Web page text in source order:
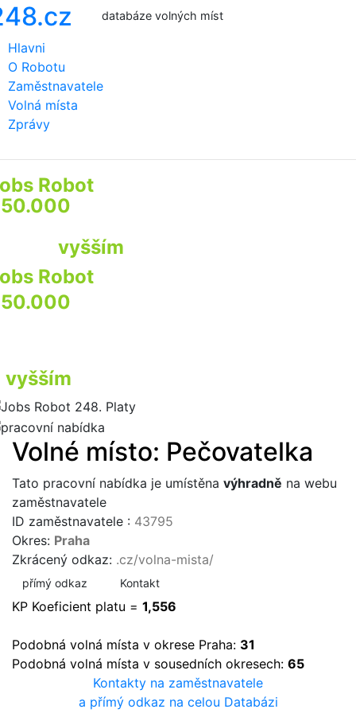
Hlavni
O Robotu
Zaměstnavatele
Volná místa
Zprávy
databáze volných míst
Robot
vyšším
Robot
vyšším
Volné místo: Pečovatelka
Tato pracovní nabídka je umístěna výhradně na webu
zaměstnavatele
ID zaměstnavatele : 43795
Okres: Praha
Zkrácený odkaz: .cz/volna-mista/
přímý odkaz Kontakt
KP Koeficient platu = 1,556
Podobná volná místa v okrese Praha: 31
Podobná volná místa v sousedních okresech: 65
Kontakty na zaměstnavatele
a přímý odkaz na celou Databázi